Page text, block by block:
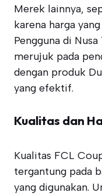
Merek lainnya,
karena harga
Pengguna di
merujuk pada
dengan produk
yang efektif.
Kualitas dan
Kualitas FCL
tergantung pada
yang digunakan.